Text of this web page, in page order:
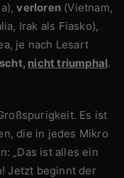
verloren (Vietnam,
Irak als Fiasko),
je nach Lesart
nicht triumphal.
die in jedes Mikro
„Das ist alles ein
Jetzt beginnt der